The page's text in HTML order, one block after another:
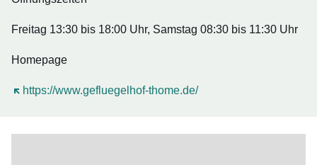
Freitag 13:30 bis 18:00 Uhr, Samstag 08:30 bis 11:30 Uhr
Homepage
https://www.gefluegelhof-thome.de/
Öffnet sich in einem neuen Fenster